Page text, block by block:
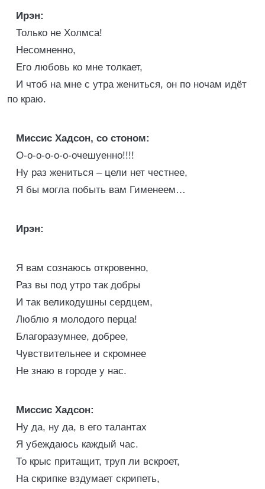
Ирэн:
Только не Холмса!
Несомненно,
Его любовь ко мне толкает,
И чтоб на мне с утра жениться, он по ночам идёт
по краю.
Миссис Хадсон, со стоном:
О-о-о-о-о-о-очешуенно!!!!
Ну раз жениться – цели нет честнее,
Я бы могла побыть вам Гименеем…
Ирэн:
Я вам сознаюсь откровенно,
Раз вы под утро так добры
И так великодушны сердцем,
Люблю я молодого перца!
Благоразумнее, добрее,
Чувствительнее и скромнее
Не знаю в городе у нас.
Миссис Хадсон:
Ну да, ну да, в его талантах
Я убеждаюсь каждый час.
То крыс притащит, труп ли вскроет,
На скрипке вздумает скрипеть,